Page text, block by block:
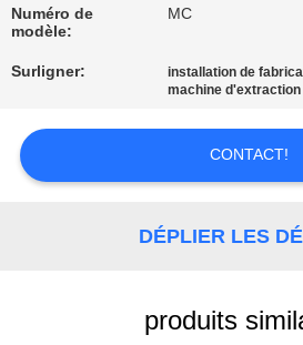
NOUS
NOUVELLES
DEMANDEZ
Numéro de
modèle:
MC
Surligner: installation de
machine
CONTACT!
DÉPLIER LES
produits